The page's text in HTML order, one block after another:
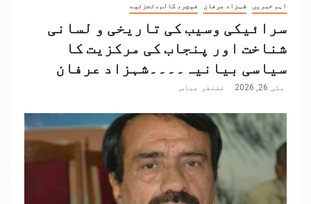
اہم خبریں شہزاد عرفان فیچر، کالم،تجزئیے
سرائیکی وسیب کی تاریخی و لسانی
شناخت اور پنجاب کی مرکزیت کا
سیاسی بیانیہ۔۔۔۔شہزاد عرفان
مئی 26, 2026 غضنفر عباس